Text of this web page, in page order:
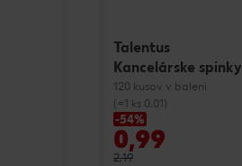
Talentus
Kancelárske spinky
120 kusov v balení
(=1 ks 0,01)
-54%
0,99
2,19